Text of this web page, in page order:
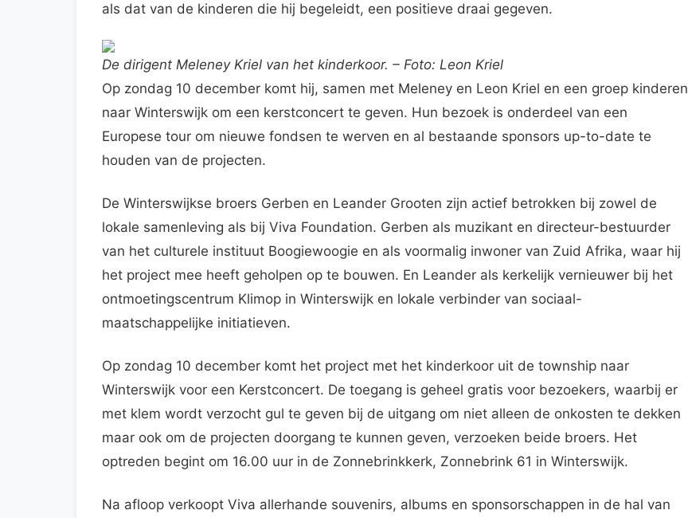
als dat van de kinderen die hij begeleidt, een positieve draai gegeven.
De dirigent Meleney Kriel van het kinderkoor. – Foto: Leon Kriel
Op zondag 10 december komt hij, samen met Meleney en Leon Kriel en een groep kinderen
naar Winterswijk om een kerstconcert te geven. Hun bezoek is onderdeel van een
Europese tour om nieuwe fondsen te werven en al bestaande sponsors up-to-date te
houden van de projecten.
De Winterswijkse broers Gerben en Leander Grooten zijn actief betrokken bij zowel de
lokale samenleving als bij Viva Foundation. Gerben als muzikant en directeur-bestuurder
van het culturele instituut Boogiewoogie en als voormalig inwoner van Zuid Afrika, waar hij
het project mee heeft geholpen op te bouwen. En Leander als kerkelijk vernieuwer bij het
ontmoetingscentrum Klimop in Winterswijk en lokale verbinder van sociaal-
maatschappelijke initiatieven.
Op zondag 10 december komt het project met het kinderkoor uit de township naar
Winterswijk voor een Kerstconcert. De toegang is geheel gratis voor bezoekers, waarbij er
met klem wordt verzocht gul te geven bij de uitgang om niet alleen de onkosten te dekken
maar ook om de projecten doorgang te kunnen geven, verzoeken beide broers. Het
optreden begint om 16.00 uur in de Zonnebrinkkerk, Zonnebrink 61 in Winterswijk.
Na afloop verkoopt Viva allerhande souvenirs, albums en sponsorschappen in de hal van